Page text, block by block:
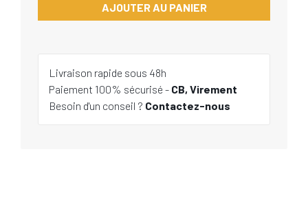
AJOUTER AU PANIER
Livraison rapide sous 48h
Paiement 100% sécurisé - CB, Virement
Besoin d'un conseil ? Contactez-nous